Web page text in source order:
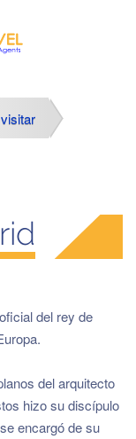
del rey de
del arquitecto
hizo su discípulo
encargó de su